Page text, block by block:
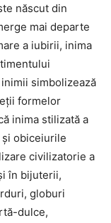
născut din
mai departe
a iubirii, inima
simbolizează
formelor
inima stilizată a
obiceiurile
civilizatorie a
în bijuterii,
globuri
dulce,